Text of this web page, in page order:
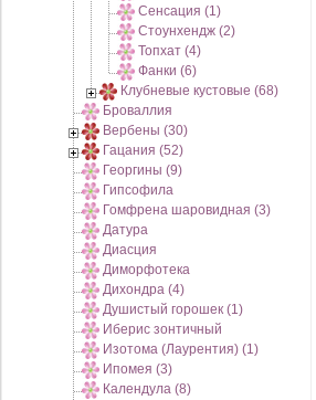
Сенсация (1)
Стоунхендж (2)
Топхат (4)
Фанки (6)
Клубневые кустовые (68)
Броваллия
Вербены (30)
Гацания (52)
Георгины (9)
Гипсофила
Гомфрена шаровидная (3)
Датура
Диасция
Диморфотека
Дихондра (4)
Душистый горошек (1)
Иберис зонтичный
Изотома (Лаурентия) (1)
Ипомея (3)
Календула (8)